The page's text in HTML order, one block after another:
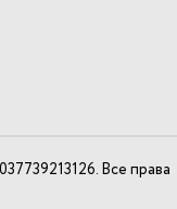
Все права